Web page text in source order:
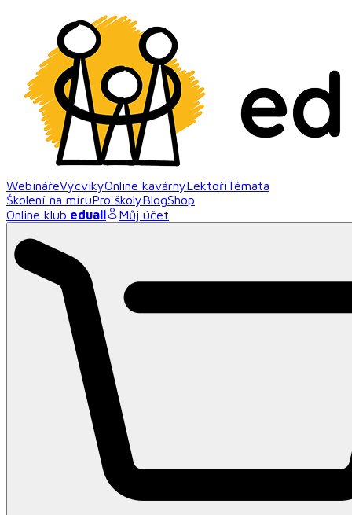
WebinářeVýcvikyOnline kavárnyLektořiTémata
Školení na míruPro školyBlogShop
Online klub eduall Můj účet